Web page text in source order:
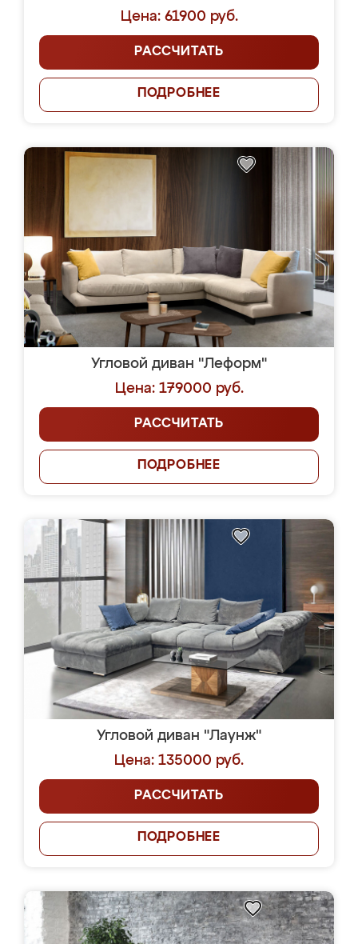
Цена: 61900 руб.
РАССЧИТАТЬ
ПОДРОБНЕЕ
Угловой диван "Леформ"
Цена: 179000 руб.
РАССЧИТАТЬ
ПОДРОБНЕЕ
Угловой диван "Лаунж"
Цена: 135000 руб.
РАССЧИТАТЬ
ПОДРОБНЕЕ